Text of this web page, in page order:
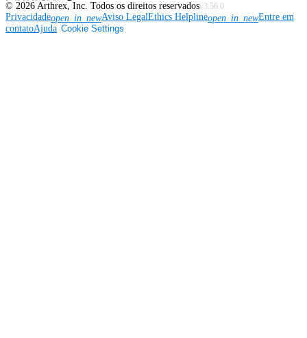
© 2026 Arthrex, Inc. Todos os direitos reservadosv3.56.0
Privacidadeopen_in_newAviso LegalEthics Helplineopen_in_newEntre em
contatoAjuda Cookie Settings